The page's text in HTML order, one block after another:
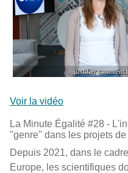
Voir la vidéo
La Minute Égalité #28 -
"genre" dans les projets
Depuis 2021, dans le
Europe, les scientifiques